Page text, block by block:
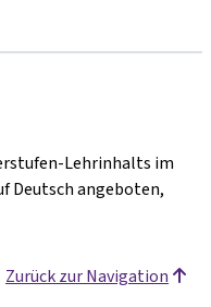
Lehrinhalts im
Deutsch angeboten,
Zurück zur Navigation